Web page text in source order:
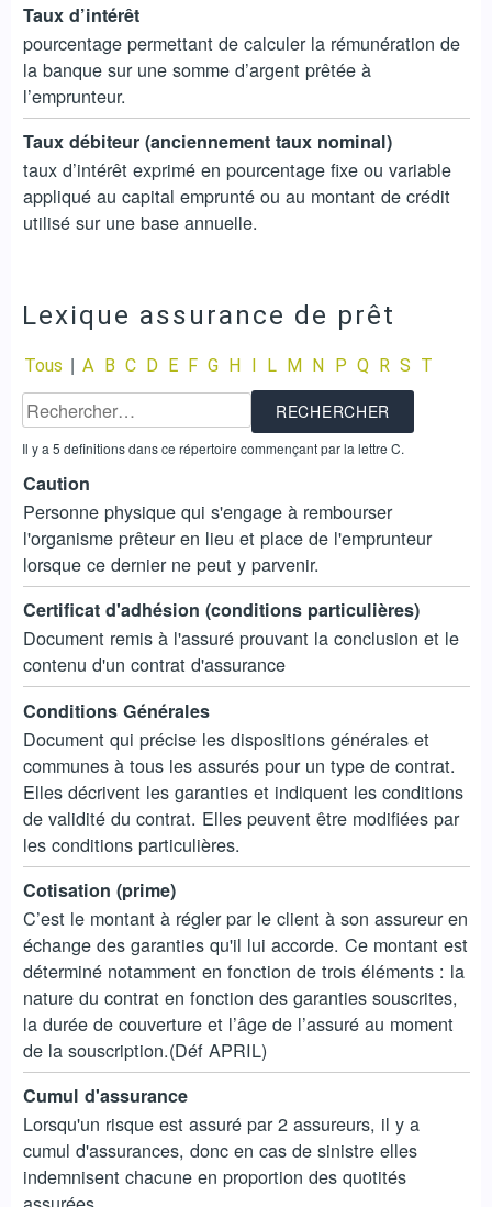
Taux d’intérêt
pourcentage permettant de calculer la rémunération de
la banque sur une somme d’argent prêtée à
l’emprunteur.
Taux débiteur (anciennement taux nominal)
taux d’intérêt exprimé en pourcentage fixe ou variable
appliqué au capital emprunté ou au montant de crédit
utilisé sur une base annuelle.
Lexique assurance de prêt
Tous | A B C D E F G H I L M N P Q R S T
Il y a 5 definitions dans ce répertoire commençant par la lettre C.
Caution
Personne physique qui s'engage à rembourser
l'organisme prêteur en lieu et place de l'emprunteur
lorsque ce dernier ne peut y parvenir.
Certificat d'adhésion (conditions particulières)
Document remis à l'assuré prouvant la conclusion et le
contenu d'un contrat d'assurance
Conditions Générales
Document qui précise les dispositions générales et
communes à tous les assurés pour un type de contrat.
Elles décrivent les garanties et indiquent les conditions
de validité du contrat. Elles peuvent être modifiées par
les conditions particulières.
Cotisation (prime)
C’est le montant à régler par le client à son assureur en
échange des garanties qu'il lui accorde. Ce montant est
déterminé notamment en fonction de trois éléments : la
nature du contrat en fonction des garanties souscrites,
la durée de couverture et l’âge de l’assuré au moment
de la souscription.(Déf APRIL)
Cumul d'assurance
Lorsqu'un risque est assuré par 2 assureurs, il y a
cumul d'assurances, donc en cas de sinistre elles
indemnisent chacune en proportion des quotités